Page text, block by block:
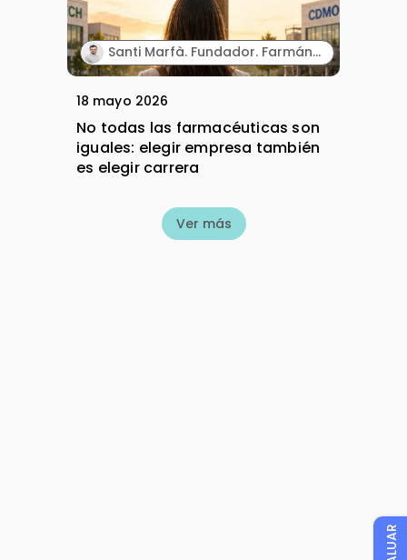
Santi Marfà. Fundador. Farmándome.
18 mayo 2026
No todas las farmacéuticas son
iguales: elegir empresa también
es elegir carrera
Ver más